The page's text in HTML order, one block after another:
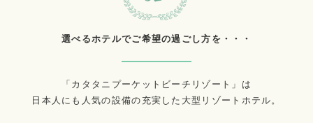
選べるホテルでご希望の過ごし方を・・・
「カタタニプーケットビーチリゾート」は
日本人にも人気の設備の充実した大型リゾートホテル。